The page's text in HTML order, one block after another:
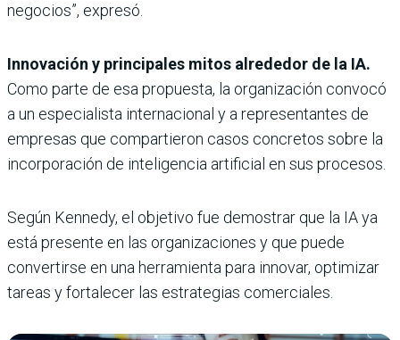
negocios”, expresó.
Innovación y principales mitos alrededor de la IA.
Como parte de esa propuesta, la organización convocó
a un especialista internacional y a representantes de
empresas que compartieron casos concretos sobre la
incorporación de inteligencia artificial en sus procesos.
Según Kennedy, el objetivo fue demostrar que la IA ya
está presente en las organizaciones y que puede
convertirse en una herramienta para innovar, optimizar
tareas y fortalecer las estrategias comerciales.